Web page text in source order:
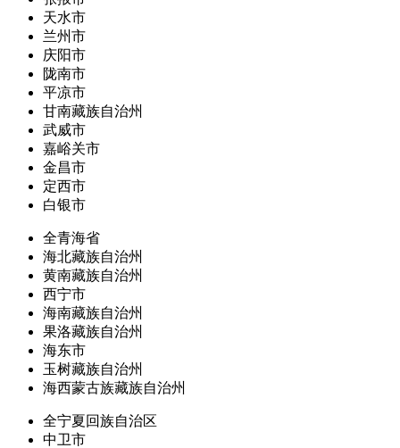
天水市
兰州市
庆阳市
陇南市
平凉市
甘南藏族自治州
武威市
嘉峪关市
金昌市
定西市
白银市
全青海省
海北藏族自治州
黄南藏族自治州
西宁市
海南藏族自治州
果洛藏族自治州
海东市
玉树藏族自治州
海西蒙古族藏族自治州
全宁夏回族自治区
中卫市